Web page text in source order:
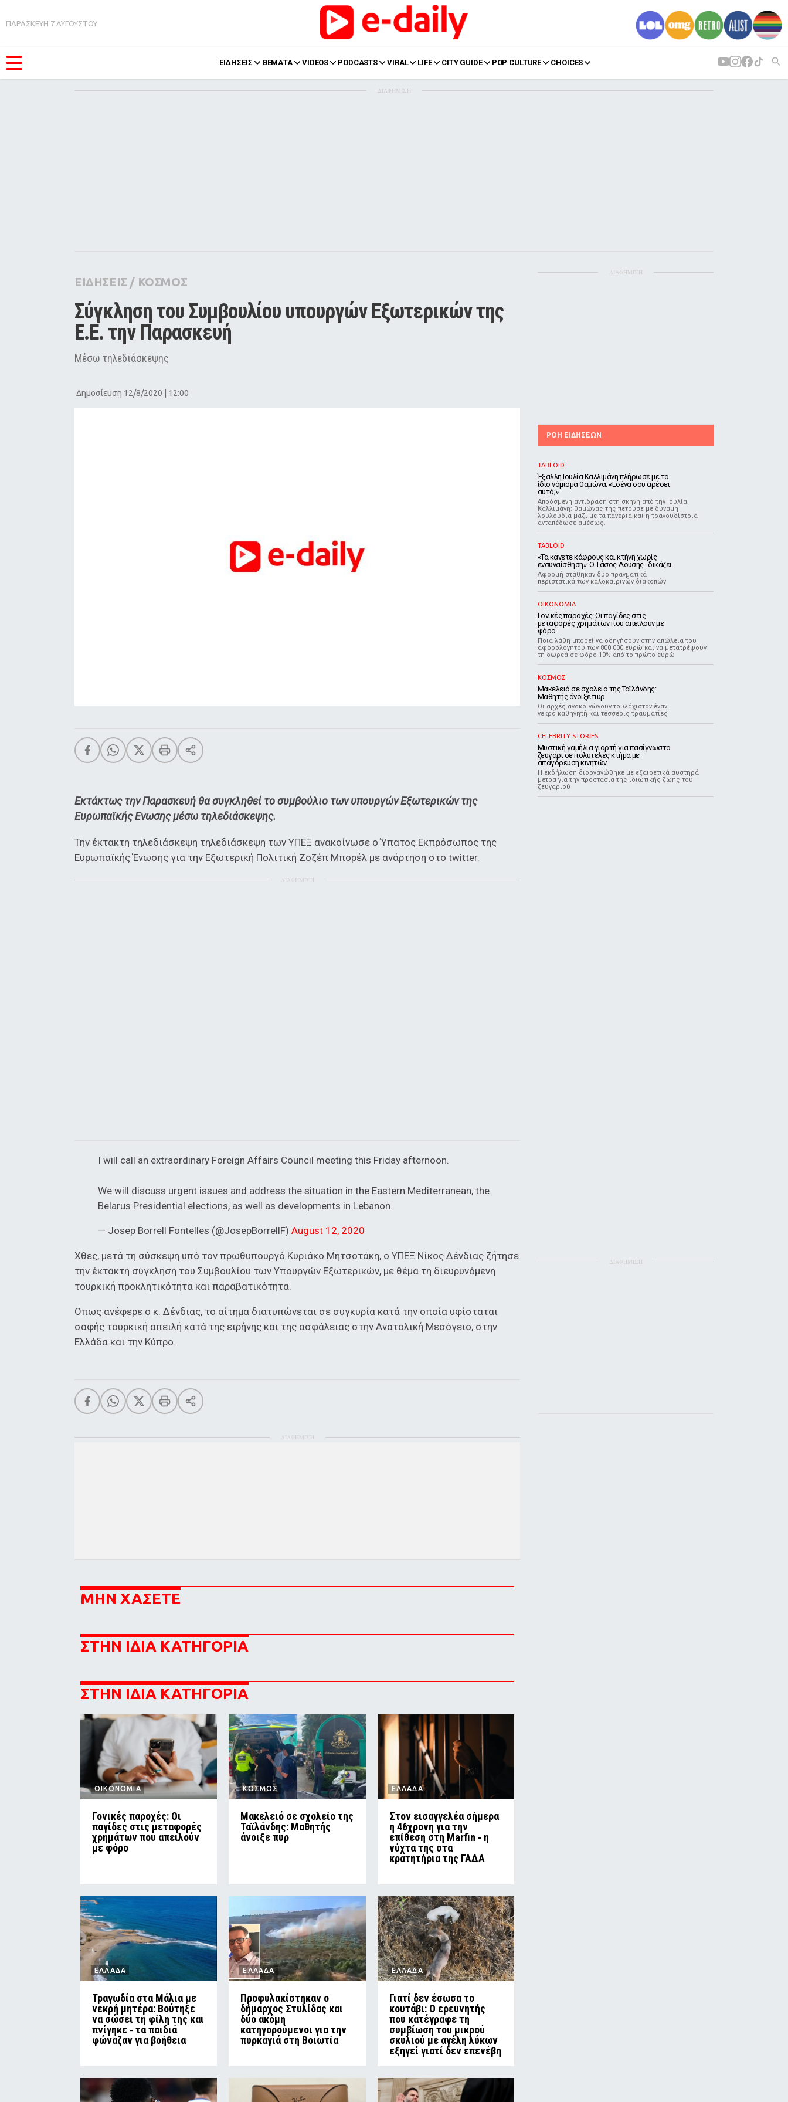
ΠΑΡΑΣΚΕΥΗ 7 ΑΥΓΟΥΣΤΟΥ
ΕΙΔΗΣΕΙΣ ΘΕΜΑΤΑ VIDEOS PODCASTS VIRAL LIFE CITY GUIDE POP CULTURE CHOICES
Pop Culture
Agenda
ΔΙΑΦΗΜΙΣΗ
ΕΙΔΗΣΕΙΣ / ΚΟΣΜΟΣ
Σύγκληση του Συμβουλίου υπουργών Εξωτερικών της
Ε.Ε. την Παρασκευή
Μέσω τηλεδιάσκεψης
Δημοσίευση 12/8/2020 | 12:00
Εκτάκτως την Παρασκευή θα συγκληθεί το συμβούλιο των υπουργών Εξωτερικών της
Ευρωπαϊκής Ενωσης μέσω τηλεδιάσκεψης.
Την έκτακτη τηλεδιάσκεψη τηλεδιάσκεψη των ΥΠΕΞ ανακοίνωσε ο Ύπατος Εκπρόσωπος της
Ευρωπαϊκής Ένωσης για την Εξωτερική Πολιτική Ζοζέπ Μπορέλ με ανάρτηση στο twitter.
ΔΙΑΦΗΜΙΣΗ
I will call an extraordinary Foreign Affairs Council meeting this Friday afternoon.
We will discuss urgent issues and address the situation in the Eastern Mediterranean, the
Belarus Presidential elections, as well as developments in Lebanon.
— Josep Borrell Fontelles (@JosepBorrellF) August 12, 2020
Χθες, μετά τη σύσκεψη υπό τον πρωθυπουργό Κυριάκο Μητσοτάκη, ο ΥΠΕΞ Νίκος Δένδιας ζήτησε
την έκτακτη σύγκληση του Συμβουλίου των Υπουργών Εξωτερικών, με θέμα τη διευρυνόμενη
τουρκική προκλητικότητα και παραβατικότητα.
Οπως ανέφερε ο κ. Δένδιας, το αίτημα διατυπώνεται σε συγκυρία κατά την οποία υφίσταται
σαφής τουρκική απειλή κατά της ειρήνης και της ασφάλειας στην Ανατολική Μεσόγειο, στην
Ελλάδα και την Κύπρο.
ΔΙΑΦΗΜΙΣΗ
ΜΗΝ ΧΑΣΕΤΕ
ΣΤΗΝ ΙΔΙΑ ΚΑΤΗΓΟΡΙΑ
ΣΤΗΝ ΙΔΙΑ ΚΑΤΗΓΟΡΙΑ
ΟΙΚΟΝΟΜΙΑ
Γονικές παροχές: Οι
παγίδες στις μεταφορές
χρημάτων που απειλούν
με φόρο
ΚΟΣΜΟΣ
Μακελειό σε σχολείο της
Ταϊλάνδης: Μαθητής
άνοιξε πυρ
ΕΛΛΑΔΑ
Στον εισαγγελέα σήμερα
η 46χρονη για την
επίθεση στη Marfin ‑ η
νύχτα της στα
κρατητήρια της ΓΑΔΑ
ΕΛΛΑΔΑ
Τραγωδία στα Μάλια με
νεκρή μητέρα: Βούτηξε
να σώσει τη φίλη της και
πνίγηκε ‑ τα παιδιά
φώναζαν για βοήθεια
ΕΛΛΑΔΑ
Προφυλακίστηκαν ο
δήμαρχος Στυλίδας και
δύο ακόμη
κατηγορούμενοι για την
πυρκαγιά στη Βοιωτία
ΕΛΛΑΔΑ
Γιατί δεν έσωσα το
κουτάβι: Ο ερευνητής
που κατέγραφε τη
συμβίωση του μικρού
σκυλιού με αγέλη λύκων
εξηγεί γιατί δεν επενέβη
ΔΙΑΦΗΜΙΣΗ
ΡΟΗ ΕΙΔΗΣΕΩΝ
TABLOID
Έξαλλη Ιουλία Καλλιμάνη πλήρωσε με το
ίδιο νόμισμα θαμώνα: «Εσένα σου αρέσει
αυτό;»
Απρόσμενη αντίδραση στη σκηνή από την Ιουλία
Καλλιμάνη: θαμώνας της πετούσε με δύναμη
λουλούδια μαζί με τα πανέρια και η τραγουδίστρια
ανταπέδωσε αμέσως.
TABLOID
«Τα κάνετε κάφρους και κτήνη χωρίς
ενσυναίσθηση»: Ο Τάσος Δούσης...δικάζει
Αφορμή στάθηκαν δύο πραγματικά
περιστατικά των καλοκαιρινών διακοπών
ΟΙΚΟΝΟΜΙΑ
Γονικές παροχές: Οι παγίδες στις
μεταφορές χρημάτων που απειλούν με
φόρο
Ποια λάθη μπορεί να οδηγήσουν στην απώλεια του
αφορολόγητου των 800.000 ευρώ και να μετατρέψουν
τη δωρεά σε φόρο 10% από το πρώτο ευρώ
ΚΟΣΜΟΣ
Μακελειό σε σχολείο της Ταϊλάνδης:
Μαθητής άνοιξε πυρ
Οι αρχές ανακοινώνουν τουλάχιστον έναν
νεκρό καθηγητή και τέσσερις τραυματίες
CELEBRITY STORIES
Μυστική γαμήλια γιορτή για πασίγνωστο
ζευγάρι σε πολυτελές κτήμα με
απαγόρευση κινητών
Η εκδήλωση διοργανώθηκε με εξαιρετικά αυστηρά
μέτρα για την προστασία της ιδιωτικής ζωής του
ζευγαριού
ΔΙΑΦΗΜΙΣΗ